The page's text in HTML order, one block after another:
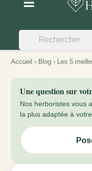
Accueil › Blog › Les 5
Une question sur
Nos herboristes vous
la plus adaptée à